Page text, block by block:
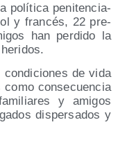
polí­ti­ca peni­ten­cia­
y fran­cés, 22 pre­
han per­di­do la
de vida
con­se­cuen­cia
y ami­gos
dis­per­sa­dos y